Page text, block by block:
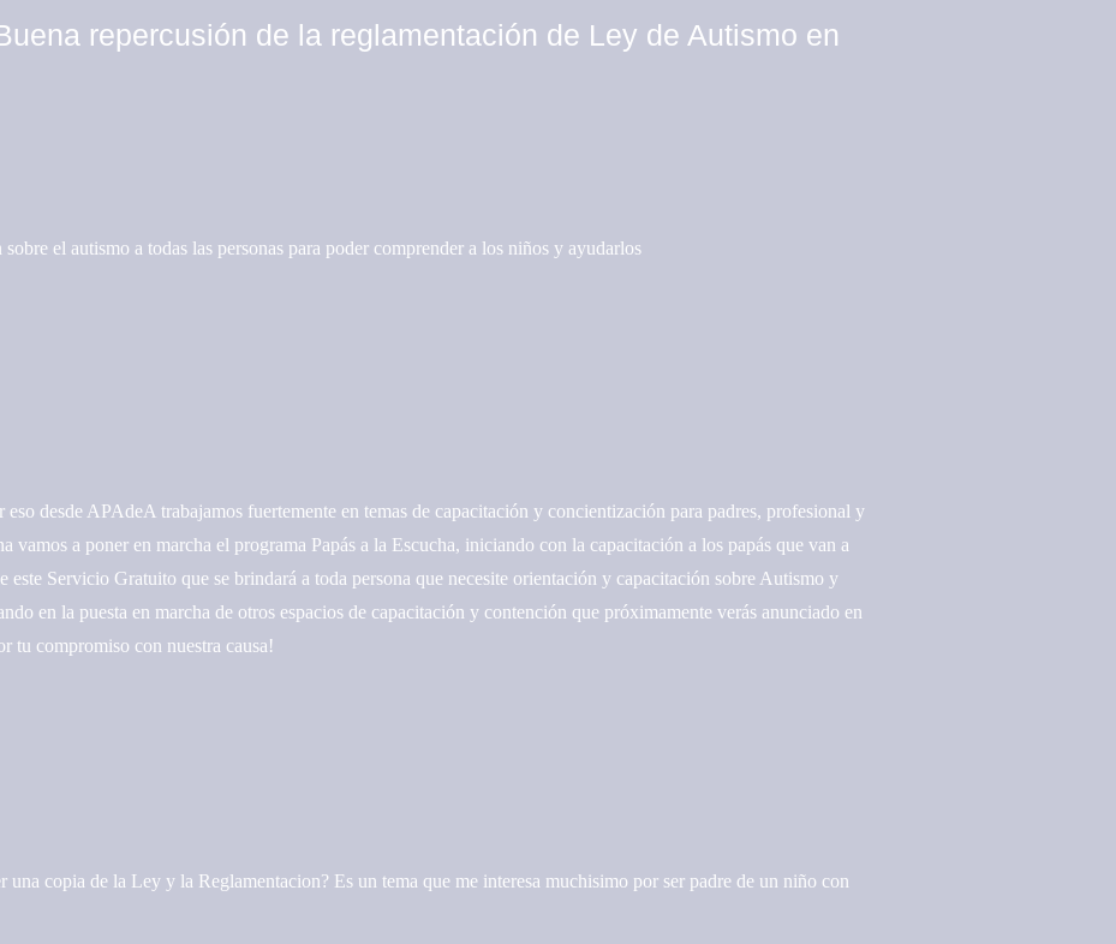
repercusión de la reglamentación de Ley de Autismo en
el autismo a todas las personas para poder comprender a los niños y ayudarlos
desde APAdeA trabajamos fuertemente en temas de capacitación y concientización para padres, profesional y
vamos a poner en marcha el programa Papás a la Escucha, iniciando con la capacitación a los papás que van a
este Servicio Gratuito que se brindará a toda persona que necesite orientación y capacitación sobre Autismo y
en la puesta en marcha de otros espacios de capacitación y contención que próximamente verás anunciado en
tu compromiso con nuestra causa!
una copia de la Ley y la Reglamentacion? Es un tema que me interesa muchisimo por ser padre de un niño con